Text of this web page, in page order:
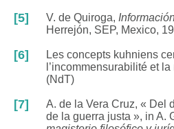
[5] V. de Quiroga,
Herrejón, SEP, Mexico,
[6]
Les concepts kuhniens
l’incommensurabilité et
(NdT)
[7]
A. de la Vera Cruz, « Del
de la guerra justa », in A.